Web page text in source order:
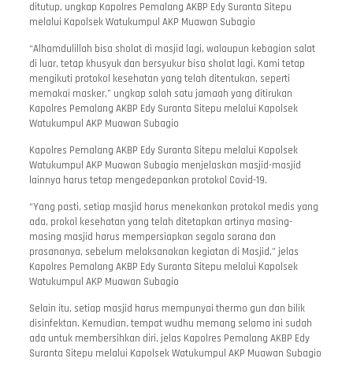
ditutup, ungkap Kapolres Pemalang AKBP Edy Suranta Sitepu
melalui Kapolsek Watukumpul AKP Muawan Subagio
“Alhamdulillah bisa sholat di masjid lagi, walaupun kebagian salat
di luar, tetap khusyuk dan bersyukur bisa sholat lagi. Kami tetap
mengikuti protokol kesehatan yang telah ditentukan, seperti
memakai masker,” ungkap salah satu jamaah yang ditirukan
Kapolres Pemalang AKBP Edy Suranta Sitepu melalui Kapolsek
Watukumpul AKP Muawan Subagio
Kapolres Pemalang AKBP Edy Suranta Sitepu melalui Kapolsek
Watukumpul AKP Muawan Subagio menjelaskan masjid-masjid
lainnya harus tetap mengedepankan protokol Covid-19.
“Yang pasti, setiap masjid harus menekankan protokol medis yang
ada, prokol kesehatan yang telah ditetapkan artinya masing-
masing masjid harus mempersiapkan segala sarana dan
prasananya, sebelum melaksanakan kegiatan di Masjid,” jelas
Kapolres Pemalang AKBP Edy Suranta Sitepu melalui Kapolsek
Watukumpul AKP Muawan Subagio
Selain itu, setiap masjid harus mempunyai thermo gun dan bilik
disinfektan. Kemudian, tempat wudhu memang selama ini sudah
ada untuk membersihkan diri, jelas Kapolres Pemalang AKBP Edy
Suranta Sitepu melalui Kapolsek Watukumpul AKP Muawan Subagio